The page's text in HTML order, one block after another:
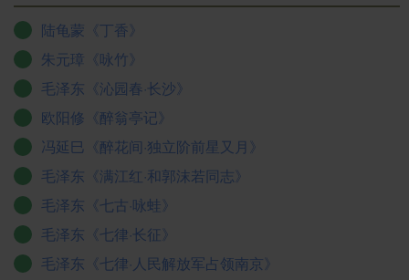
陆龟蒙《丁香》
朱元璋《咏竹》
毛泽东《沁园春·长沙》
欧阳修《醉翁亭记》
冯延巳《醉花间·独立阶前星又月》
毛泽东《满江红·和郭沫若同志》
毛泽东《七古·咏蛙》
毛泽东《七律·长征》
毛泽东《七律·人民解放军占领南京》